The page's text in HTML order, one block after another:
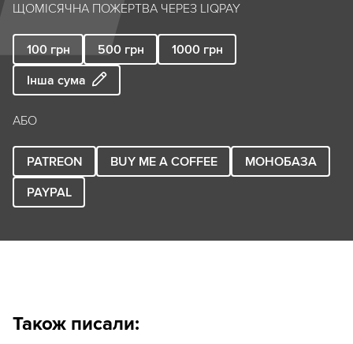
ЩОМІСЯЧНА ПОЖЕРТВА ЧЕРЕЗ LIQPAY
100 грн 500 грн 1000 грн
Інша сума
АБО
PATREON BUY ME A COFFEE
МОНОБАЗА
PAYPAL
Також писали: